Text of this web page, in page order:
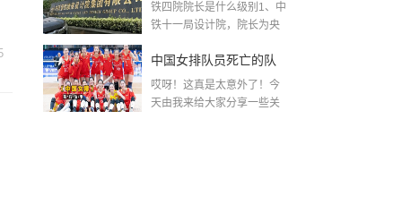
(中铁第四勘察设计院集
铁四院院长是什么级别1、中
铁十一局设计院，院长为央
中国女排队员死亡的队
员名单〖女排已去世名
哎呀！这真是太意外了！今
天由我来给大家分享一些关